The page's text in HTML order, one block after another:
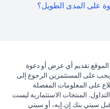
على المدى الطويل؟
تقديم أي عرض أو دعوة
على المستثمرين الرجوع إلى
على المعلومات المفصلة
المنتجات الاستثمارية ليست
سيتي بنك إن.إيه، أو سيتي